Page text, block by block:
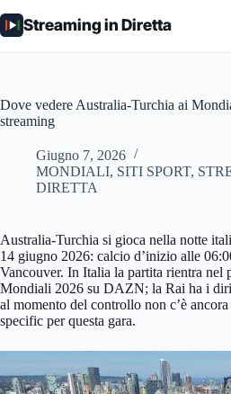
al
contenuto
Streaming in Diretta
Dove vedere Australia-Turchia ai
streaming
Giugno 7, 2026
MONDIALI, SITI SPORT,
DIRETTA
Australia-Turchia si gioca nella notte
14 giugno 2026: calcio d’inizio alle
Vancouver. In Italia la partita rientra nel
Mondiali 2026 su DAZN; la Rai ha i
al momento del controllo non c’è
specific per questa gara.